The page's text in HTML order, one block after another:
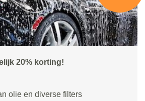
20% korting!
olie en diverse filters